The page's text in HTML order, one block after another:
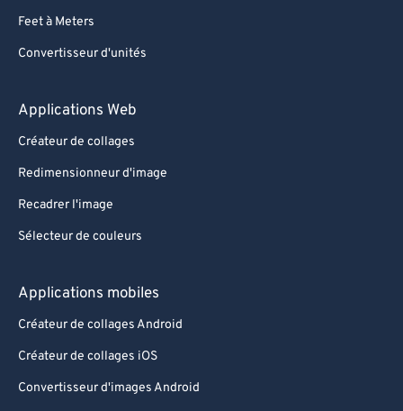
Feet à Meters
Convertisseur d'unités
Applications Web
Créateur de collages
Redimensionneur d'image
Recadrer l'image
Sélecteur de couleurs
Applications mobiles
Créateur de collages Android
Créateur de collages iOS
Convertisseur d'images Android